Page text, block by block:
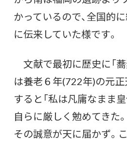
かっているので、全国的
に伝来していた様です。
文献で最初に歴史に「
は養老６年(722年)の元
すると「私は凡庸なまま
自らに厳しく勉めてきた
その誠意が天に届かず。